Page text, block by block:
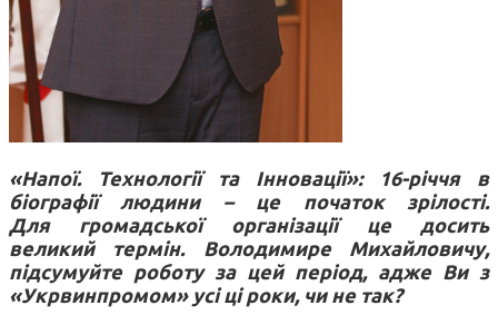
«Напої. Технології та Інновації»: 16-річчя в
біографії людини – це початок зрілості.
Для громадської організації це досить
великий термін. Володимире Михайловичу,
підсумуйте роботу за цей період, адже Ви з
«Укрвинпромом» усі ці роки, чи не так?